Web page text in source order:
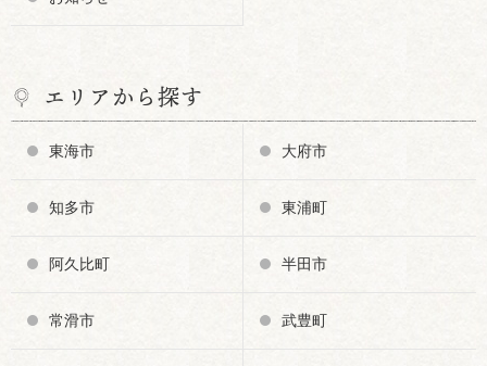
エリアから探す
東海市 大府市
知多市 東浦町
阿久比町 半田市
常滑市 武豊町